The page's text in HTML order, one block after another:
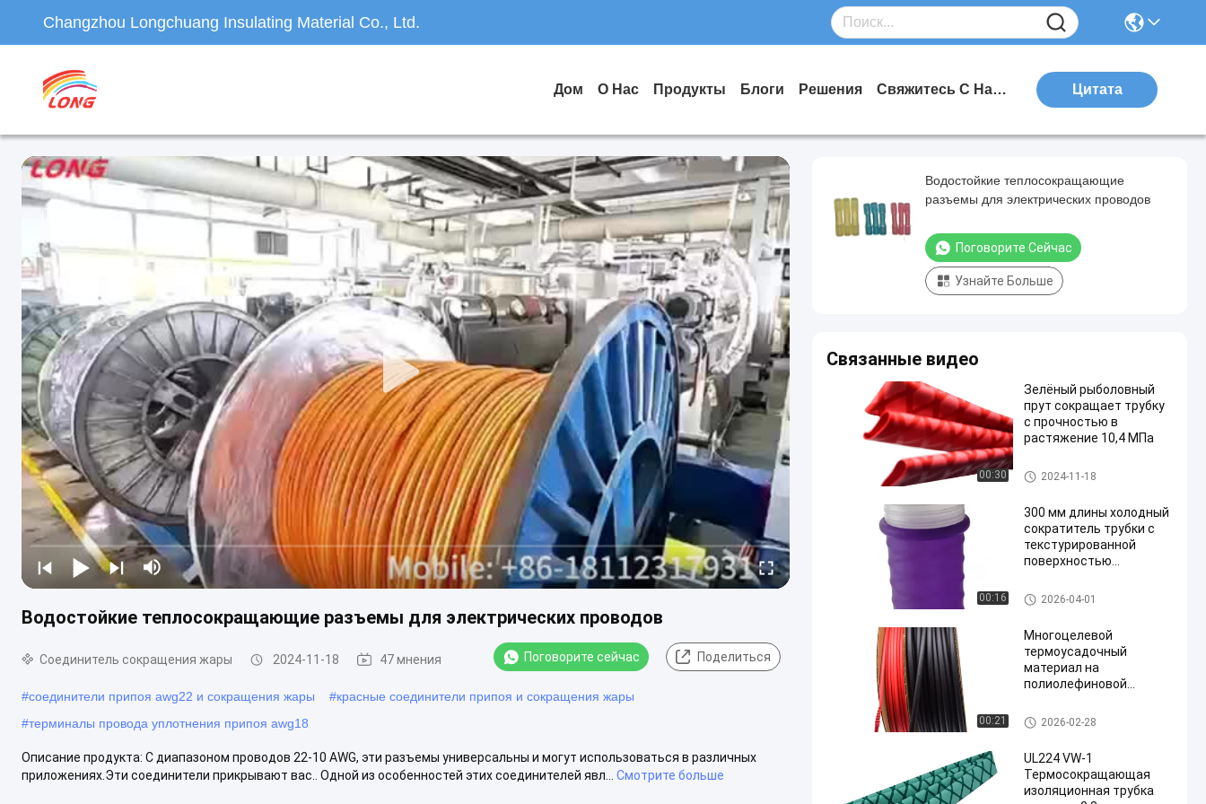
Changzhou Longchuang Insulating Material Co., Ltd.
Дом О Нас Продукты Блоги Решения Свяжитесь С Нами Цитата
Водостойкие теплосокращающие разъемы для электрических проводов
Соединитель сокращения жары 2024-11-18 47 мнения Поговорите сейчас Поделиться
#соединители припоя awg22 и сокращения жары #красные соединители припоя и сокращения жары
#терминалы провода уплотнения припоя awg18
Описание продукта: С диапазоном проводов 22-10 AWG, эти разъемы универсальны и могут использоваться в различных
приложениях.Эти соединители прикрывают вас.. Одной из особенностей этих соединителей явл...
Смотрите больше
Водостойкие теплосокращающие
разъемы для электрических проводов
Поговорите Сейчас
Узнайте Больше
Связанные видео
00:30
Зелёный рыболовный
прут сокращает трубку
с прочностью в
растяжение 10,4 МПа
Трубка сокращения рыболов
ной удочки
2024-11-18
00:16
300 мм длины холодный
сократитель трубки с
текстурированной
поверхностью
сопротивление
Различные в
Холодная трубка сокращени
я
2026-04-01
00:21
Многоцелевой
термоусадочный
материал на
полиолефиновой
для изоляции
электрических
бандажирования
проводов
Трубка изоляции сокращени
я жары
2026-02-28
UL224 VW-1
Термосокращающая
изоляционная трубка